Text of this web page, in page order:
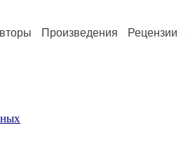
Произведения Рецензии